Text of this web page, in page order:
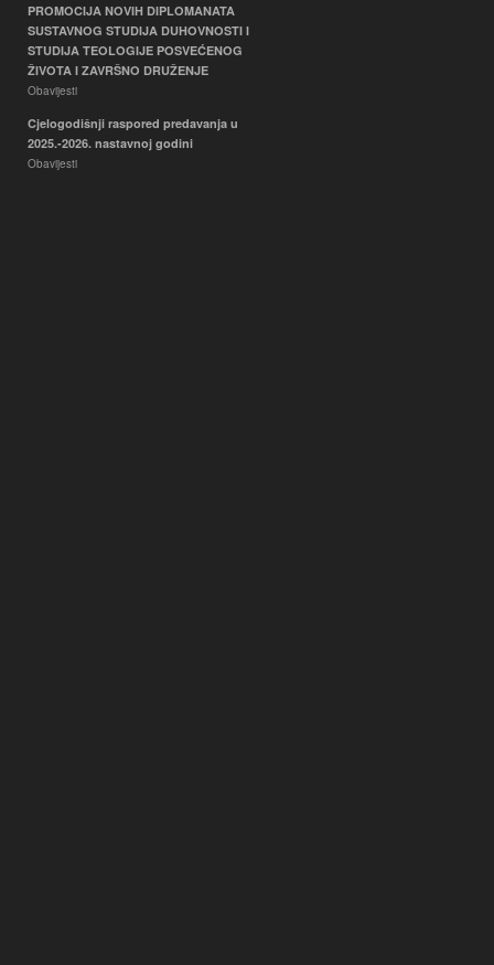
PROMOCIJA NOVIH DIPLOMANATA
SUSTAVNOG STUDIJA DUHOVNOSTI I
STUDIJA TEOLOGIJE POSVEĆENOG
ŽIVOTA I ZAVRŠNO DRUŽENJE
Obavijesti
Cjelogodišnji raspored predavanja u
2025.-2026. nastavnoj godini
Obavijesti